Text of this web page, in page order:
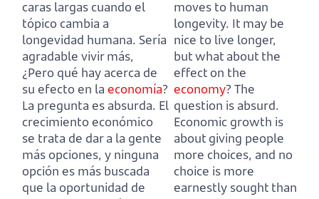
caras largas cuando el
tópico cambia a
longevidad humana. Sería
agradable vivir más,
¿Pero qué hay acerca de
su efecto en la economía?
La pregunta es absurda. El
crecimiento económico
se trata de dar a la gente
más opciones, y ninguna
opción es más buscada
que la oportunidad de
moves to human
longevity. It may be
nice to live longer,
but what about the
effect on the
economy? The
question is absurd.
Economic growth is
about giving people
more choices, and no
choice is more
earnestly sought than